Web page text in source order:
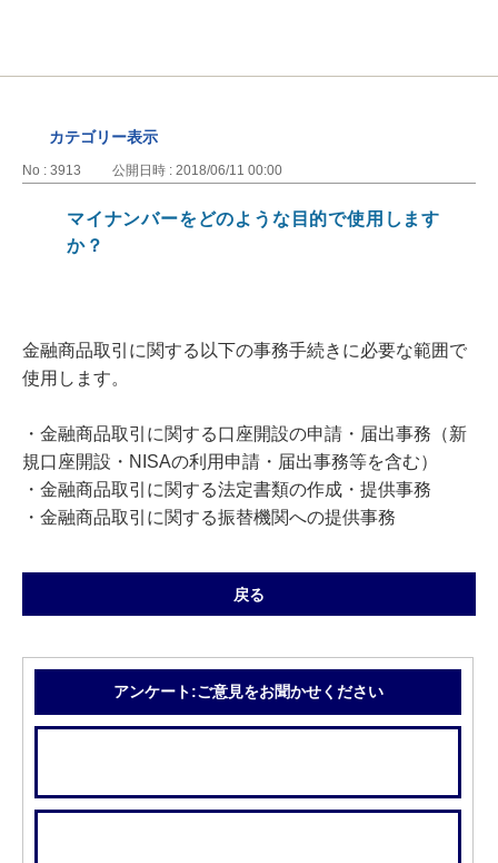
カテゴリー表示
No : 3913 公開日時 : 2018/06/11 00:00
マイナンバーをどのような目的で使用します
か？
金融商品取引に関する以下の事務手続きに必要な範囲で
使用します。
・金融商品取引に関する口座開設の申請・届出事務（新
規口座開設・NISAの利用申請・届出事務等を含む）
・金融商品取引に関する法定書類の作成・提供事務
・金融商品取引に関する振替機関への提供事務
戻る
アンケート:ご意見をお聞かせください